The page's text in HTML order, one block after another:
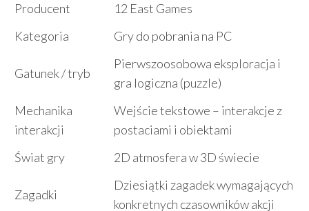
Producent
12 East Games
Kategoria
Gry do pobrania na PC
Gatunek / tryb
Pierwszoosobowa eksploracja i
gra logiczna (puzzle)
Mechanika
interakcji
Wejście tekstowe – interakcje z
postaciami i obiektami
Świat gry
2D atmosfera w 3D świecie
Zagadki
Dziesiątki zagadek wymagających
konkretnych czasowników akcji